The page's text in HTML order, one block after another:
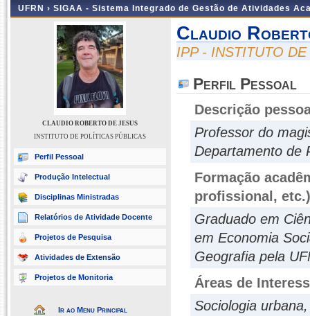
UFRN › SIGAA - Sistema Integrado de Gestão de Atividades
CLAUDIO ROBERTO DE JESUS
INSTITUTO DE POLÍTICAS PÚBLICAS
Perfil Pessoal
Produção Intelectual
Disciplinas Ministradas
Relatórios de Atividade Docente
Projetos de Pesquisa
Atividades de Extensão
Projetos de Monitoria
Ir ao Menu Principal
Claudio
IPP - INSTITUTO
Perfil Pessoal
Descrição
Professor do
Departamento de
Formação
profissional, etc.)
Graduado em
em Economia
Geografia pela
Áreas de
Sociologia